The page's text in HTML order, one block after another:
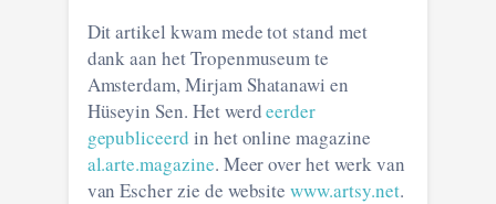
Dit artikel kwam mede tot stand met
dank aan het Tropenmuseum te
Amsterdam, Mirjam Shatanawi en
Hüseyin Sen. Het werdeerder
gepubliceerd in het online magazine
al.arte.magazine. Meer over het werk van
van Escher zie de websitewww.artsy.net.